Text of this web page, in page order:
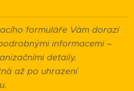
formuláře Vám dorazí
informacemi –
detaily.
až po uhrazení